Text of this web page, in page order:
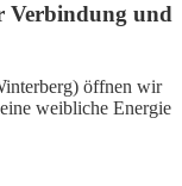
Verbindung und
öffnen wir
weibliche Energie